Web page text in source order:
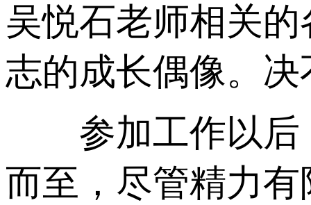
吴悦石老师相关
志的成长偶像。
参加工作以后
而至，尽管精力